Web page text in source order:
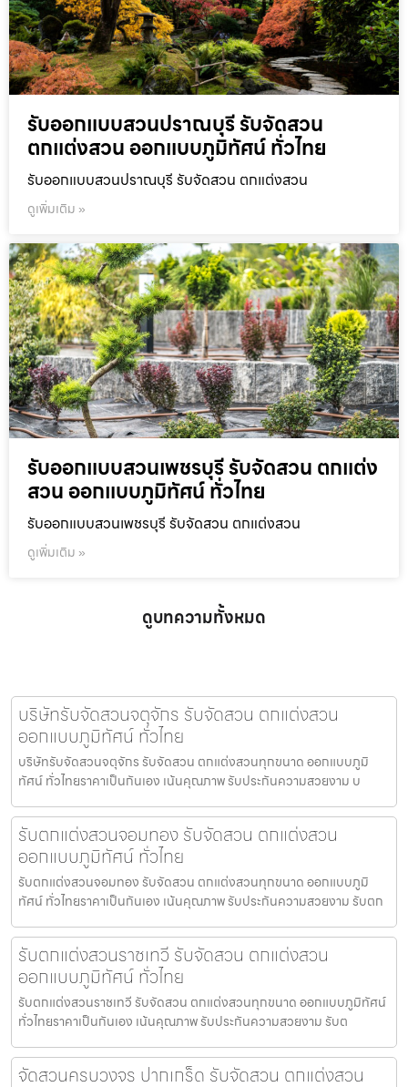
รับออกแบบสวนปราณบุรี รับจัดสวน
ตกแต่งสวน ออกแบบภูมิทัศน์ ทั่วไทย
รับออกแบบสวนปราณบุรี รับจัดสวน ตกแต่งสวน
ดูเพิ่มเติม »
รับออกแบบสวนเพชรบุรี รับจัดสวน ตกแต่ง
สวน ออกแบบภูมิทัศน์ ทั่วไทย
รับออกแบบสวนเพชรบุรี รับจัดสวน ตกแต่งสวน
ดูเพิ่มเติม »
ดูบทความทั้งหมด
บริษัทรับจัดสวนจตุจักร รับจัดสวน ตกแต่งสวน
ออกแบบภูมิทัศน์ ทั่วไทย
บริษัทรับจัดสวนจตุจักร รับจัดสวน ตกแต่งสวนทุกขนาด ออกแบบภูมิ
ทัศน์ ทั่วไทยราคาเป็นกันเอง เน้นคุณภาพ รับประกันความสวยงาม บ
รับตกแต่งสวนจอมทอง รับจัดสวน ตกแต่งสวน
ออกแบบภูมิทัศน์ ทั่วไทย
รับตกแต่งสวนจอมทอง รับจัดสวน ตกแต่งสวนทุกขนาด ออกแบบภูมิ
ทัศน์ ทั่วไทยราคาเป็นกันเอง เน้นคุณภาพ รับประกันความสวยงาม รับตก
รับตกแต่งสวนราชเทวี รับจัดสวน ตกแต่งสวน
ออกแบบภูมิทัศน์ ทั่วไทย
รับตกแต่งสวนราชเทวี รับจัดสวน ตกแต่งสวนทุกขนาด ออกแบบภูมิทัศน์
ทั่วไทยราคาเป็นกันเอง เน้นคุณภาพ รับประกันความสวยงาม รับต
จัดสวนครบวงจร ปากเกร็ด รับจัดสวน ตกแต่งสวน